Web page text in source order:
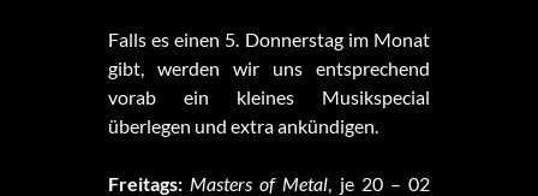
Falls es einen 5. Donnerstag im Monat
gibt, werden wir uns entsprechend
vorab ein kleines Musikspecial
überlegen und extra ankündigen.
Freitags: Masters of Metal, je 20 – 02